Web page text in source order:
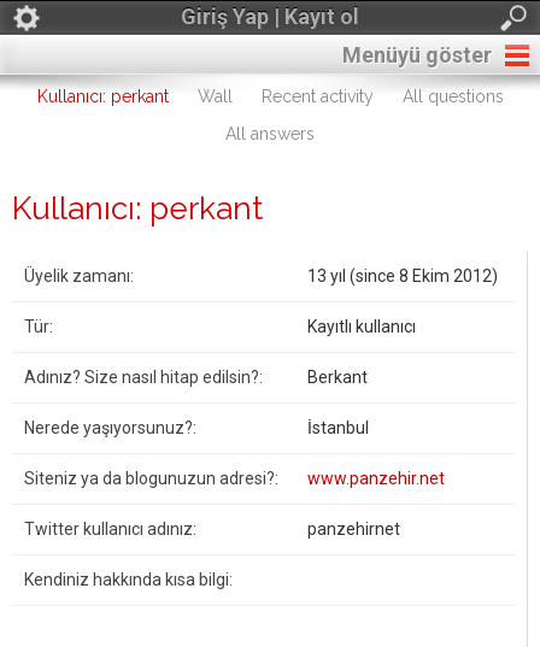
Giriş Yap | Kayıt ol
Menüyü göster
Kullanıcı: perkant Wall Recent activity
All questions
All answers
Kullanıcı: perkant
Üyelik zamanı: 13 yıl (since 8 Ekim 2012)
Tür: Kayıtlı kullanıcı
Adınız? Size nasıl hitap edilsin?: Berkant
Nerede yaşıyorsunuz?: İstanbul
Siteniz ya da blogunuzun adresi?: www.panzehir.net
Twitter kullanıcı adınız: panzehirnet
Kendiniz hakkında kısa bilgi: